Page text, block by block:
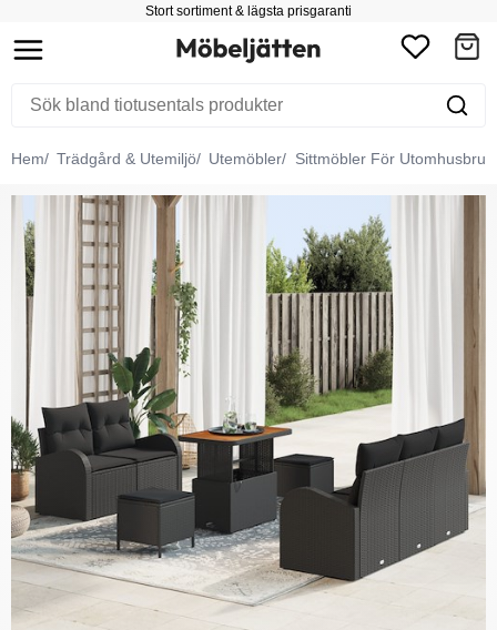
Stort sortiment & lägsta prisgaranti
Hem Trädgård & Utemiljö Utemöbler Sittmöbler För Utomhusbruk